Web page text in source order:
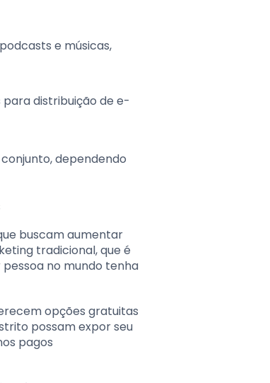
e músicas,
para distribuição de e-
dependendo
buscam aumentar
tradicional, que é
no mundo tenha
opções gratuitas
possam expor seu
pagos